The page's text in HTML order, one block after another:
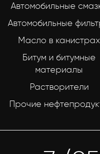
Автомобильные
Автомобильные
Масло в канистрах
Битум и битумные
материалы
Растворители
Прочие